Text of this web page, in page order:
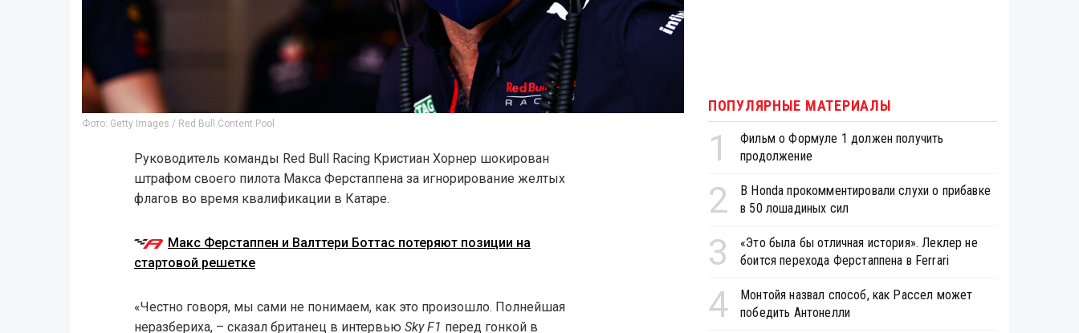
Фото: Getty Images / Red Bull Content Pool
Руководитель команды Red Bull Racing Кристиан Хорнер шокирован
штрафом своего пилота Макса Ферстаппена за игнорирование желтых
флагов во время квалификации в Катаре.
Макс Ферстаппен и Валттери Боттас потеряют позиции на
стартовой решетке
«Честно говоря, мы сами не понимаем, как это произошло. Полнейшая
неразбериха, – сказал британец в интервью Sky F1 перед гонкой в
ПОПУЛЯРНЫЕ МАТЕРИАЛЫ
1
Фильм о Формуле 1 должен получить
продолжение
2
В Honda прокомментировали слухи о прибавке
в 50 лошадиных сил
3
«Это была бы отличная история». Леклер не
боится перехода Ферстаппена в Ferrari
4
Монтойя назвал способ, как Рассел может
победить Антонелли